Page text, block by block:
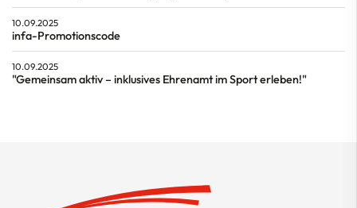
10.09.2025
infa-Promotionscode
10.09.2025
"Gemeinsam aktiv – inklusives Ehrenamt im Sport erleben!"